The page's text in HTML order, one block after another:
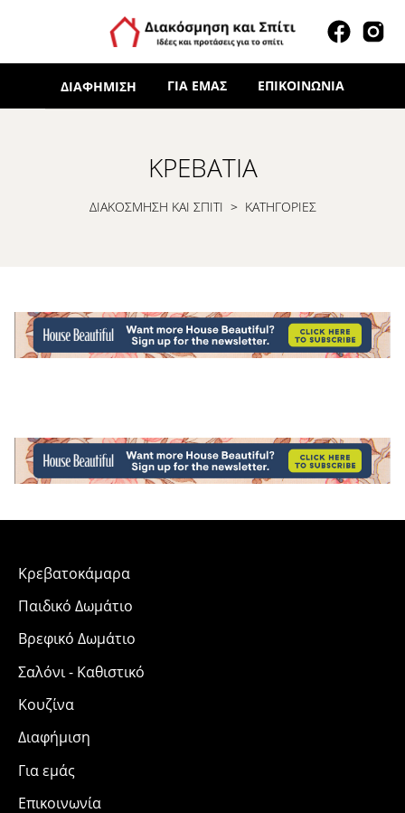
ΔΙΑΦΉΜΙΣΗ ΓΙΑ ΕΜΆΣ ΕΠΙΚΟΙΝΩΝΊΑ
ΚΡΕΒΆΤΙΑ
ΔΙΑΚΟΣΜΗΣΗ ΚΑΙ ΣΠΙΤΙ > ΚΑΤΗΓΟΡΙΕΣ
Κρεβατοκάμαρα
Παιδικό Δωμάτιο
Βρεφικό Δωμάτιο
Σαλόνι - Καθιστικό
Κουζίνα
Διαφήμιση
Για εμάς
Επικοινωνία